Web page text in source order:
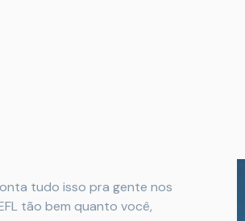
tudo isso pra gente nos
tão bem quanto você,